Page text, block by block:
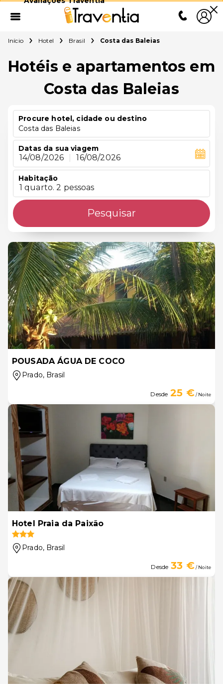
Início Hotel Brasil Costa das Baleias
Hotéis e apartamentos em
Costa das Baleias
Procure hotel, cidade ou destino
Costa das Baleias
Datas da sua viagem
14/08/2026 16/08/2026
Habitação
1 quarto. 2 pessoas
Pesquisar
POUSADA ÁGUA DE COCO
Prado, Brasil
Desde 25 €/ Noite
Hotel Praia da Paixão
Prado, Brasil
Desde 33 €/ Noite